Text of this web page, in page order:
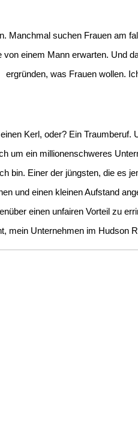
Manchmal suchen Frauen am
von einem Mann erwarten. Und
ergründen, was Frauen wollen.
Kerl, oder? Ein
um ein millionenschweres
bin. Einer der jüngsten, die es
und einen kleinen Aufstand
einen unfairen Vorteil zu
mein Unternehmen im Hudson